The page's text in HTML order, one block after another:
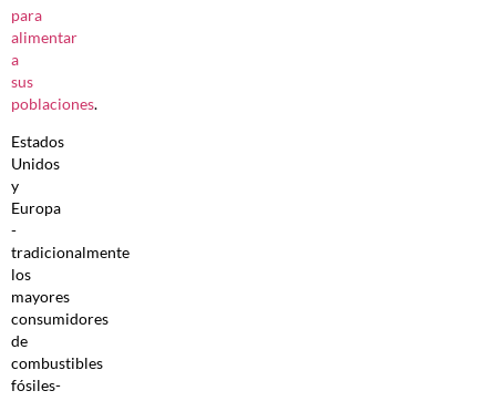
para
alimentar
a
sus
poblaciones.
Estados
Unidos
y
Europa
-
tradicionalmente
los
mayores
consumidores
de
combustibles
fósiles-